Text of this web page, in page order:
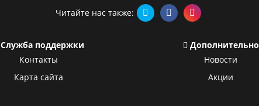
Читайте нас также:
Служба поддержки
Контакты
Карта сайта
Дополнительно
Новости
Акции